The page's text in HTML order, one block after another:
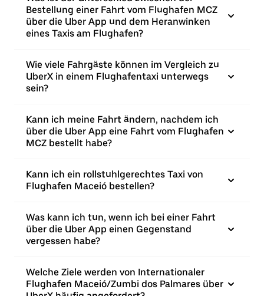
Bestellung einer Fahrt vom Flughafen MCZ
über die Uber App und dem Heranwinken
eines Taxis am Flughafen?
Wie viele Fahrgäste können im Vergleich zu
UberX in einem Flughafentaxi unterwegs
sein?
Kann ich meine Fahrt ändern, nachdem ich
über die Uber App eine Fahrt vom Flughafen
MCZ bestellt habe?
Kann ich ein rollstuhlgerechtes Taxi von
Flughafen Maceió bestellen?
Was kann ich tun, wenn ich bei einer Fahrt
über die Uber App einen Gegenstand
vergessen habe?
Welche Ziele werden von Internationaler
Flughafen Maceió/Zumbi dos Palmares über